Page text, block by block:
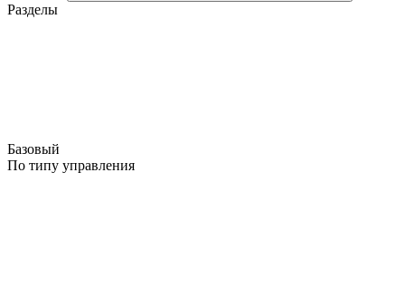
Разделы
Базовый
По типу управления